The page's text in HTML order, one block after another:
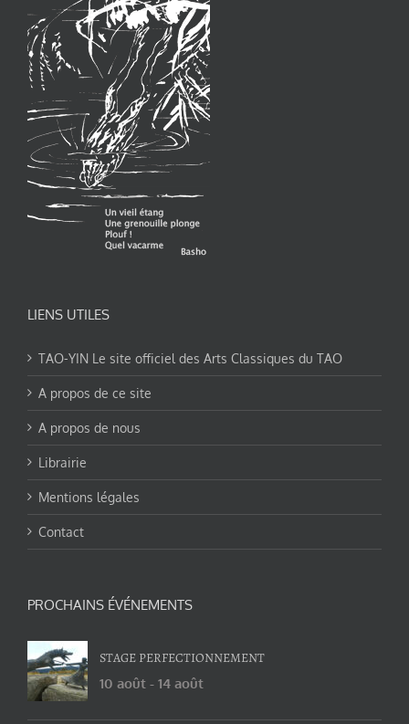
LIENS UTILES
TAO-YIN Le site officiel des Arts Classiques du TAO
A propos de ce site
A propos de nous
Librairie
Mentions légales
Contact
PROCHAINS ÉVÉNEMENTS
STAGE PERFECTIONNEMENT
10 août - 14 août